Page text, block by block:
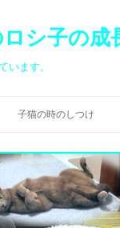
シ子の成
います。
子猫の時のしつけ